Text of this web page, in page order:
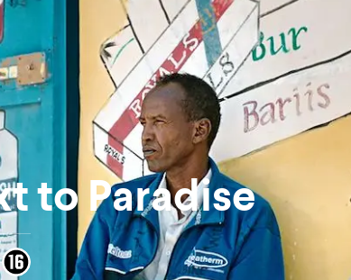
Binnenkort
Alle films
to Paradise